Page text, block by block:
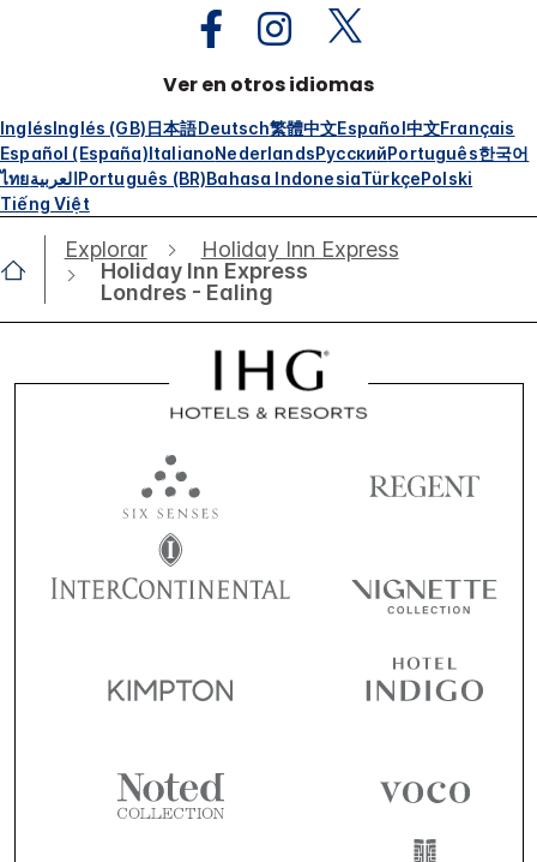
Ver en otros idiomas
Inglés Inglés (GB) 日本語Deutsch繁體中文Español 中文Français
Español (España) ItalianoNederlandsРусскийPortuguês한국어
ไทยالعربية Português (BR)Bahasa IndonesiaTürkçePolski
Tiếng Việt
Explorar
Holiday Inn Express
Holiday Inn Express
Londres - Ealing